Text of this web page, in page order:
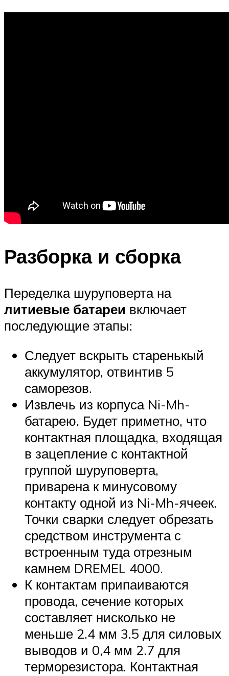
Разборка и сборка
Переделка шуруповерта на
литиевые батареи включает
последующие этапы:
Следует вскрыть старенькый
аккумулятор, отвинтив 5
саморезов.
Извлечь из корпуса Ni-Mh-
батарею. Будет приметно, что
контактная площадка, входящая
в зацепление с контактной
группой шуруповерта,
приварена к минусовому
контакту одной из Ni-Mh-ячеек.
Точки сварки следует обрезать
средством инструмента с
встроенным туда отрезным
камнем DREMEL 4000.
К контактам припаиваются
провода, сечение которых
составляет нисколько не
меньше 2.4 мм 3.5 для силовых
выводов и 0,4 мм 2.7 для
терморезистора. Контактная